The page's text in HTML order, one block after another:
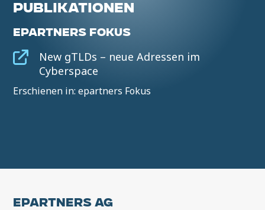
PUBLIKATIONEN
EPARTNERS FOKUS
New gTLDs – neue Adressen im
Cyberspace
Erschienen in: epartners Fokus
EPARTNERS AG